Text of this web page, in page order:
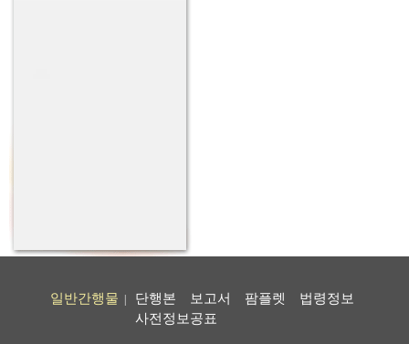
일반간행물 단행본 보고서 팜플렛
법령정보
사전정보공표